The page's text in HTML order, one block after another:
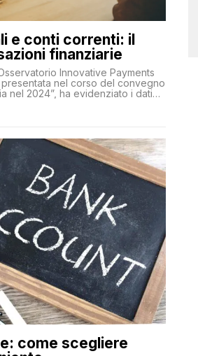
e conti correnti: il
finanziarie
Innovative Payments
nel corso del convegno
nel 2024”, ha evidenziato i dati
2024 relativamente alle
come scegliere